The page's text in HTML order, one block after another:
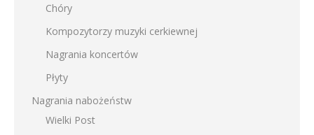
Chóry
Kompozytorzy muzyki cerkiewnej
Nagrania koncertów
Płyty
Nagrania nabożeństw
Wielki Post